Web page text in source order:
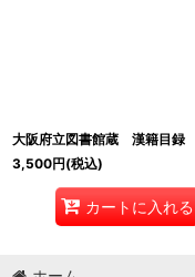
大阪府立図書館蔵 漢籍目録
3,500円(税込)
カートに入れる